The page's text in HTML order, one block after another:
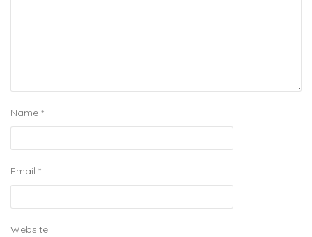
Name *
Email *
Website